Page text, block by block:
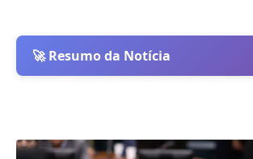
🚀 Resumo da Notícia